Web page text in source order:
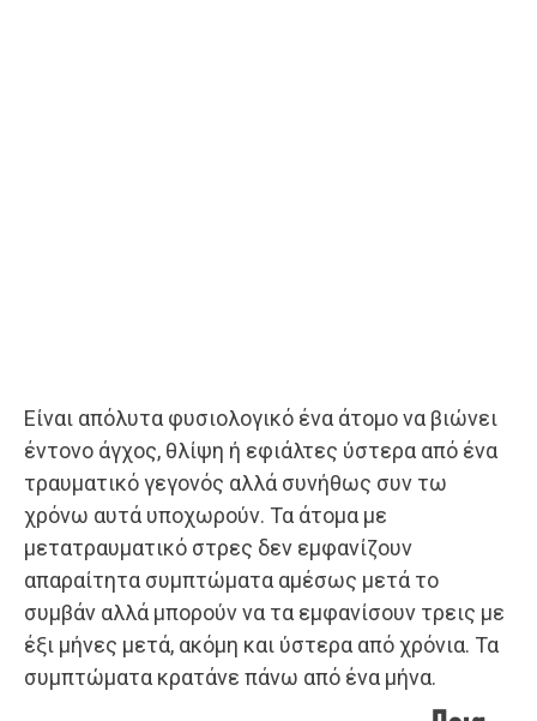
Είναι απόλυτα φυσιολογικό ένα άτομο να βιώνει
έντονο άγχος, θλίψη ή εφιάλτες ύστερα από ένα
τραυματικό γεγονός αλλά συνήθως συν τω
χρόνω αυτά υποχωρούν. Τα άτομα με
μετατραυματικό στρες δεν εμφανίζουν
απαραίτητα συμπτώματα αμέσως μετά το
συμβάν αλλά μπορούν να τα εμφανίσουν τρεις με
έξι μήνες μετά, ακόμη και ύστερα από χρόνια. Τα
συμπτώματα κρατάνε πάνω από ένα μήνα.